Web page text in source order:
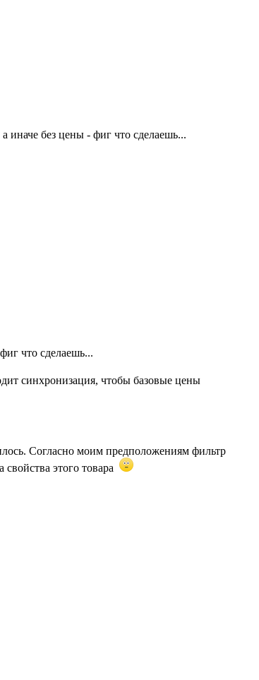
иначе без цены - фиг что сделаешь...
что сделаешь...
синхронизация, чтобы базовые цены
Согласно моим предположениям фильтр
этого товара